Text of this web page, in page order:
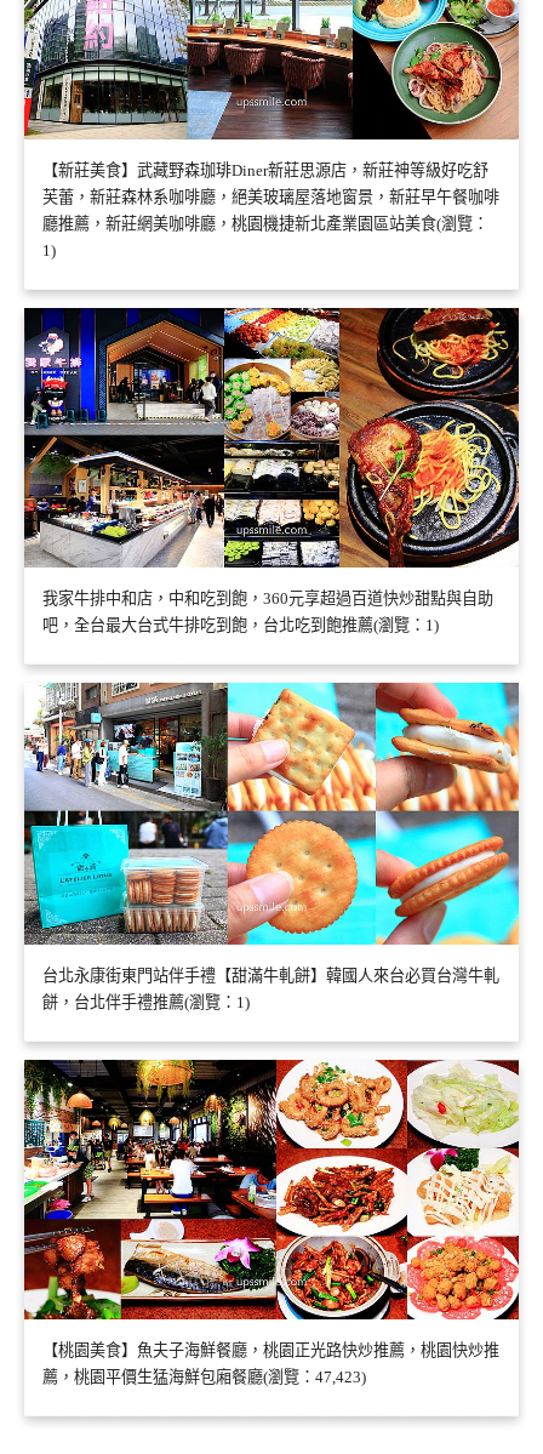
【新莊美食】武藏野森珈琲Diner新莊思源店，新莊神等級好吃舒
芙蕾，新莊森林系咖啡廳，絕美玻璃屋落地窗景，新莊早午餐咖啡
廳推薦，新莊網美咖啡廳，桃園機捷新北產業園區站美食(瀏覽：
1)
我家牛排中和店，中和吃到飽，360元享超過百道快炒甜點與自助
吧，全台最大台式牛排吃到飽，台北吃到飽推薦(瀏覽：1)
台北永康街東門站伴手禮【甜滿牛軋餅】韓國人來台必買台灣牛軋
餅，台北伴手禮推薦(瀏覽：1)
【桃園美食】魚夫子海鮮餐廳，桃園正光路快炒推薦，桃園快炒推
薦，桃園平價生猛海鮮包廂餐廳(瀏覽：47,423)